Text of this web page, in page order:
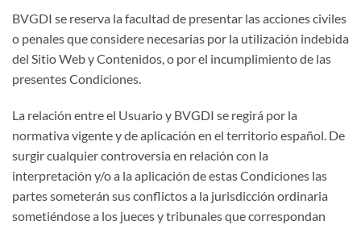
BVGDI se reserva la facultad de presentar las acciones civiles
o penales que considere necesarias por la utilización indebida
del Sitio Web y Contenidos, o por el incumplimiento de las
presentes Condiciones.
La relación entre el Usuario y BVGDI se regirá por la
normativa vigente y de aplicación en el territorio español. De
surgir cualquier controversia en relación con la
interpretación y/o a la aplicación de estas Condiciones las
partes someterán sus conflictos a la jurisdicción ordinaria
sometiéndose a los jueces y tribunales que correspondan